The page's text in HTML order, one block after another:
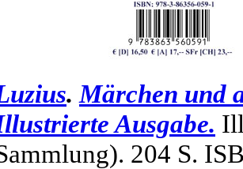
. Märchen und
Ausgabe.
204 S.